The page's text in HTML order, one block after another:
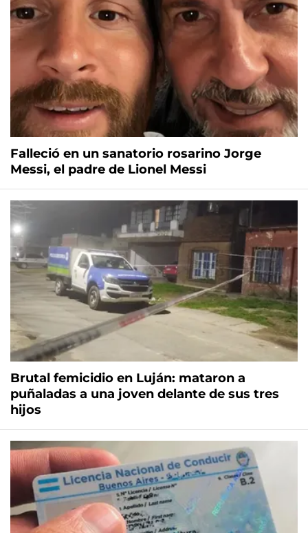
Falleció en un sanatorio rosarino Jorge
Messi, el padre de Lionel Messi
Brutal femicidio en Luján: mataron a
puñaladas a una joven delante de sus tres
hijos